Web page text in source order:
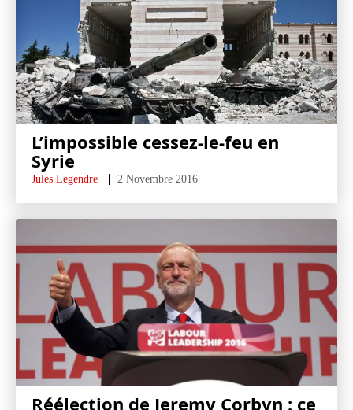
L’impossible cessez-le-feu en
Syrie
Jules Legendre 2 Novembre 2016
Réélection de Jeremy Corbyn : ce